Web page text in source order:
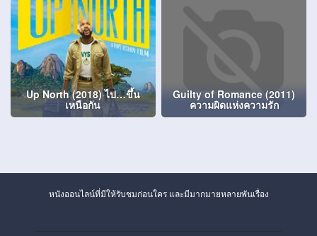
Up North (2018) ไป…ขึ้น
เหนือกัน
Guilty of Romance (2011)
ความผิดแห่งความรัก
หนังออนไลน์ที่มีให้รับชมก่อนใคร และมีมากมายหลายพันเรื่อง